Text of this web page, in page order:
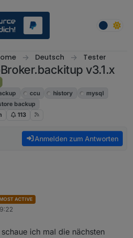
Deutsch Tester
v3.1.x
ccu history
mysql
backup
113
Anmelden zum Antworten
schon gemacht.
ACTIVE
ich mal die nächsten